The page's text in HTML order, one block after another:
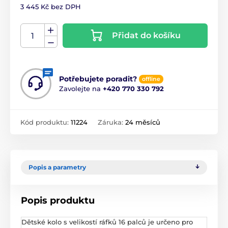
3 445 Kč bez DPH
Přidat do košíku
Potřebujete poradit? offline
Zavolejte na +420 770 330 792
Kód produktu: 11224 Záruka: 24 měsíců
Popis a parametry
Popis produktu
Dětské kolo s velikostí ráfků 16 palců je určeno pro